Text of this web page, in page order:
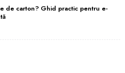
de carton? Ghid practic pentru e-